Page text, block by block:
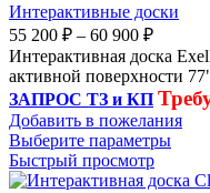
Интерактивные доски
55 200 ₽ – 60 900 ₽
цен:
55
200 ₽
–
60
900 ₽
Интерактивная доска
активной поверхности
ЗАПРОС ТЗ и КП
Добавить в пожелания
Выберите параметры
Быстрый просмотр